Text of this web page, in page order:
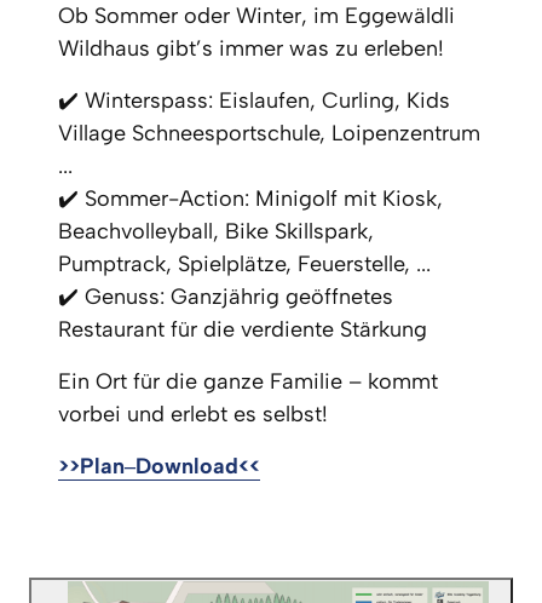
Ob Sommer oder Winter, im Eggewäldli
Wildhaus gibt’s immer was zu erleben!
✔️ Winterspass: Eislaufen, Curling, Kids
Village Schneesportschule, Loipenzentrum
...
✔️ Sommer-Action: Minigolf mit Kiosk,
Beachvolleyball, Bike Skillspark,
Pumptrack, Spielplätze, Feuerstelle, ...
✔️ Genuss: Ganzjährig geöffnetes
Restaurant für die verdiente Stärkung
Ein Ort für die ganze Familie – kommt
vorbei und erlebt es selbst!
>>Plan‒Download<<